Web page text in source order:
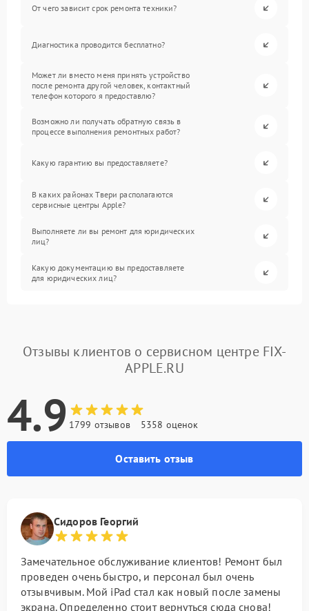
От чего зависит срок ремонта техники?
Диагностика проводится бесплатно?
Может ли вместо меня принять устройство
после ремонта другой человек, контактный
телефон которого я предоставлю?
Возможно ли получать обратную связь в
процессе выполнения ремонтных работ?
Какую гарантию вы предоставляете?
В каких районах Твери располагаются
сервисные центры Apple?
Выполняете ли вы ремонт для юридических
лиц?
Какую документацию вы предоставляете
для юридических лиц?
Отзывы клиентов о сервисном центре FIX-
APPLE.RU
4.9 1799 отзывов 5358 оценок
Оставить отзыв
Сидоров Георгий
Замечательное обслуживание клиентов! Ремонт был
проведен очень быстро, и персонал был очень
отзывчивым. Мой iPad стал как новый после замены
экрана. Определенно стоит вернуться сюда снова!